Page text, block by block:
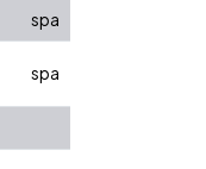
spa
spa